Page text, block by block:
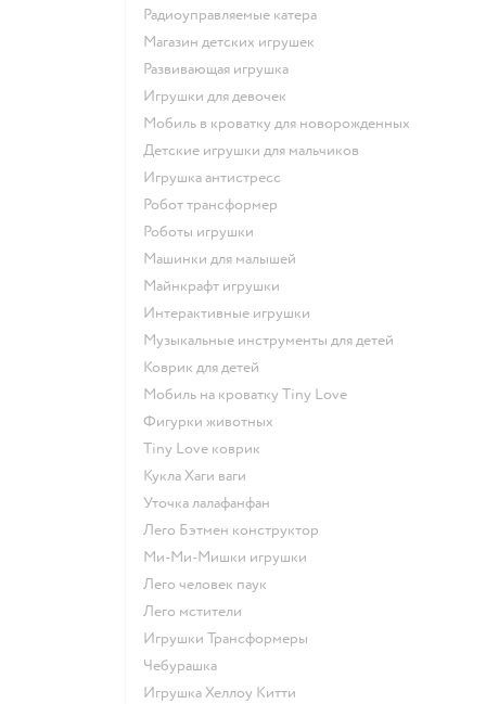
Радиоуправляемые катера
Магазин детских игрушек
Развивающая игрушка
Игрушки для девочек
Мобиль в кроватку для новорожденных
Детские игрушки для мальчиков
Игрушка антистресс
Робот трансформер
Роботы игрушки
Машинки для малышей
Майнкрафт игрушки
Интерактивные игрушки
Музыкальные инструменты для детей
Коврик для детей
Мобиль на кроватку Tiny Love
Фигурки животных
Tiny Love коврик
Кукла Хаги ваги
Уточка лалафанфан
Лего Бэтмен конструктор
Ми-Ми-Мишки игрушки
Лего человек паук
Лего мстители
Игрушки Трансформеры
Чебурашка
Игрушка Хеллоу Китти